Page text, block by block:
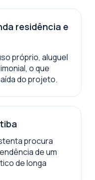
residência e
próprio, aluguel
o que
do projeto.
procura
de um
de longa